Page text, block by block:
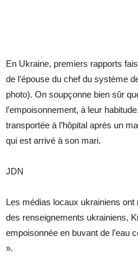
En Ukraine, premiers rapports
de l’épouse du chef du système
photo). On soupçonne bien sûr
l’empoisonnement, à leur
transportée à l’hôpital après un
qui est arrivé à son mari.
JDN
Les médias locaux ukrainiens ont
des renseignements ukrainiens,
empoisonnée en buvant de l’eau
».